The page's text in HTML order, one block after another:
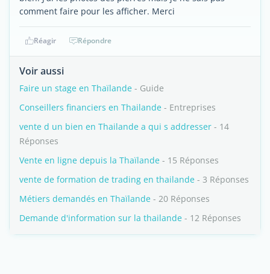
comment faire pour les afficher. Merci
Réagir Répondre
Voir aussi
Faire un stage en Thaïlande - Guide
Conseillers financiers en Thailande - Entreprises
vente d un bien en Thailande a qui s addresser - 14
Réponses
Vente en ligne depuis la Thaïlande - 15 Réponses
vente de formation de trading en thailande - 3 Réponses
Métiers demandés en Thaïlande - 20 Réponses
Demande d'information sur la thailande - 12 Réponses